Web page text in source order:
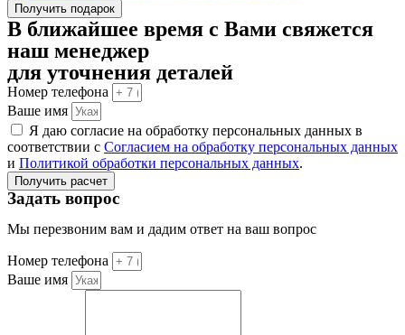
Получить подарок
В ближайшее время с Вами свяжется
наш менеджер
для уточнения деталей
Номер телефона
Ваше имя
Я даю согласие на обработку персональных данных в
соответствии с Согласием на обработку персональных данных
и Политикой обработки персональных данных.
Получить расчет
Задать вопрос
Мы перезвоним вам и дадим ответ на ваш вопрос
Номер телефона
Ваше имя